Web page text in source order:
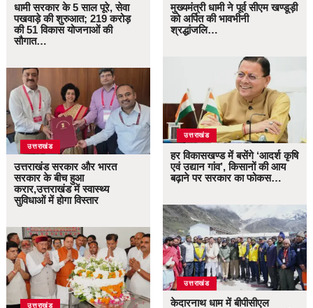
धामी सरकार के 5 साल पूरे, सेवा
पखवाड़े की शुरुआत; 219 करोड़
की 51 विकास योजनाओं की
सौगात…
उत्तराखंड
उत्तराखंड सरकार और भारत
सरकार के बीच हुआ
करार,उत्तराखंड में स्वास्थ्य
सुविधाओं में होगा विस्तार
उत्तराखंड
मुख्यमंत्री धामी ने पूर्व सीएम खण्डूड़ी
को अर्पित की भावभीनी
श्रद्धांजलि…
उत्तराखंड
हर विकासखण्ड में बसेंगे ‘आदर्श कृषि
एवं उद्यान गांव’, किसानों की आय
बढ़ाने पर सरकार का फोकस…
उत्तराखंड
केदारनाथ धाम में बीपीसीएल